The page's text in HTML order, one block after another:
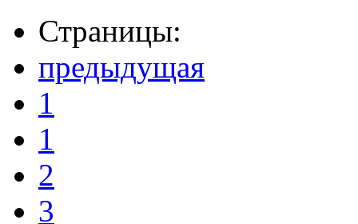
Страницы:
предыдущая
1
1
2
3